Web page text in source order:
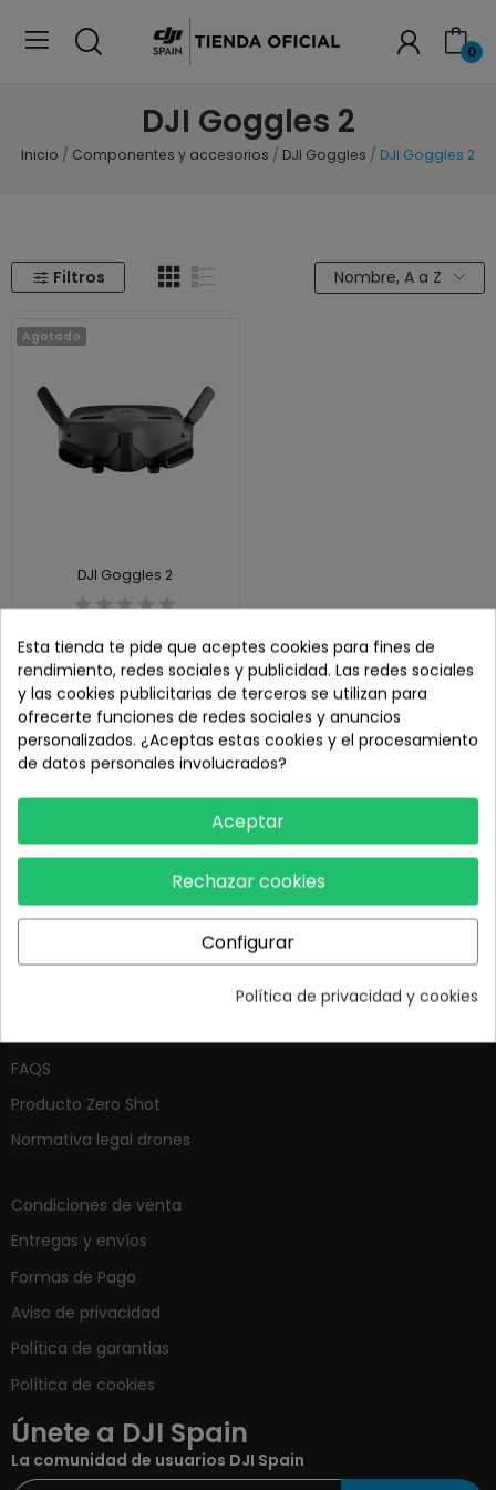
0
DJI Goggles 2
Inicio Componentes y accesorios DJI Goggles DJI Goggles 2
DJI GOGGLES 2
Filtros Nombre, A a Z
Agotado
DJI Goggles 2
611,00 € Sin stock
¿Quienes somos?
Porque comprar en DJI Store
FAQS
Producto Zero Shot
Normativa legal drones
Condiciones de venta
Entregas y envíos
Formas de Pago
Aviso de privacidad
Política de garantias
Política de cookies
Únete a DJI Spain
La comunidad de usuarios DJI Spain
Esta tienda te pide que aceptes cookies para fines de
rendimiento, redes sociales y publicidad. Las redes sociales
y las cookies publicitarias de terceros se utilizan para
ofrecerte funciones de redes sociales y anuncios
personalizados. ¿Aceptas estas cookies y el procesamiento
de datos personales involucrados?
Aceptar
Rechazar cookies
Configurar
Política de privacidad y cookies